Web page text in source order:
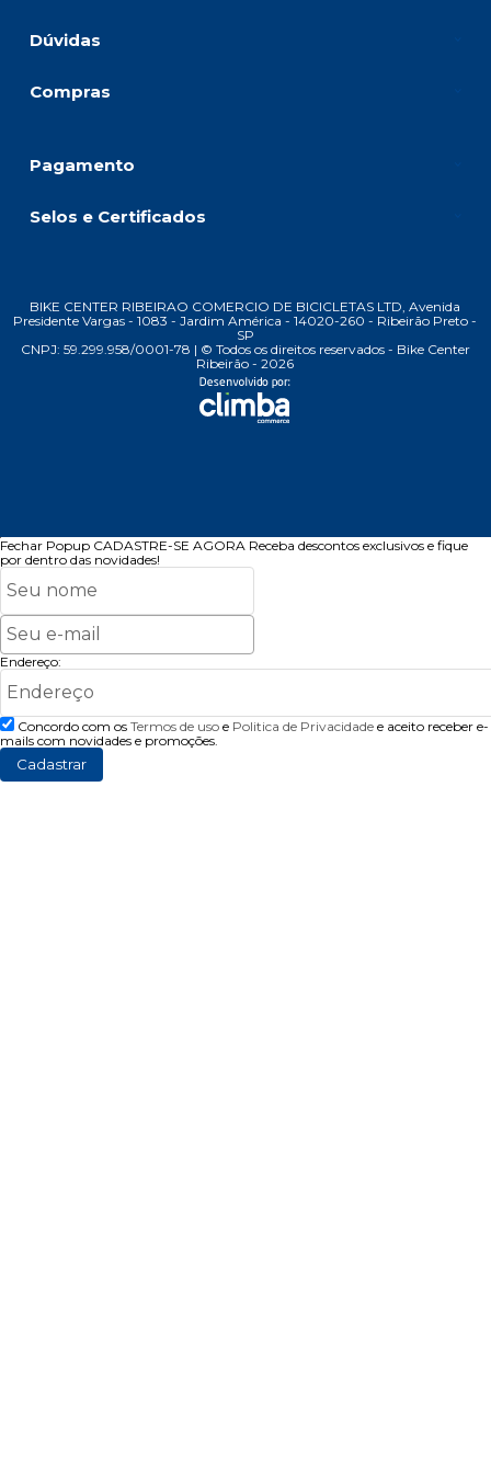
Dúvidas
Compras
Pagamento
Selos e Certificados
BIKE CENTER RIBEIRAO COMERCIO DE BICICLETAS LTD, Avenida
Presidente Vargas - 1083 - Jardim América - 14020-260 - Ribeirão Preto -
SP
CNPJ: 59.299.958/0001-78 | © Todos os direitos reservados - Bike Center
Ribeirão - 2026
Fechar Popup CADASTRE-SE AGORA Receba descontos exclusivos e fique
por dentro das novidades!
Endereço:
Concordo com os Termos de uso e Politica de Privacidade e aceito receber e-
mails com novidades e promoções.
Cadastrar